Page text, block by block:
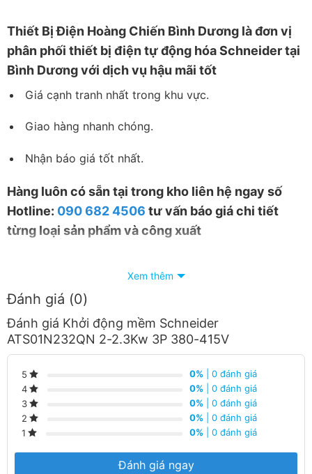
Thiết Bị Điện Hoàng Chiến Bình Dương là đơn vị
phân phối thiết bị điện tự động hóa Schneider tại
Bình Dương với dịch vụ hậu mãi tốt
Giá cạnh tranh nhất trong khu vực.
Giao hàng nhanh chóng.
Nhận báo giá tốt nhất.
Hàng luôn có sẵn tại trong kho liên hệ ngay số
Hotline: 090 682 4506 tư vấn báo giá chi tiết
từng loại sản phẩm và công xuất
Xem thêm
Đánh giá (0)
Đánh giá Khởi động mềm Schneider
ATS01N232QN 2-2.3Kw 3P 380-415V
5 0% | 0 đánh giá
4
0% | 0 đánh giá
3
0% | 0 đánh giá
2
0% | 0 đánh giá
1
0% | 0 đánh giá
Đánh giá ngay